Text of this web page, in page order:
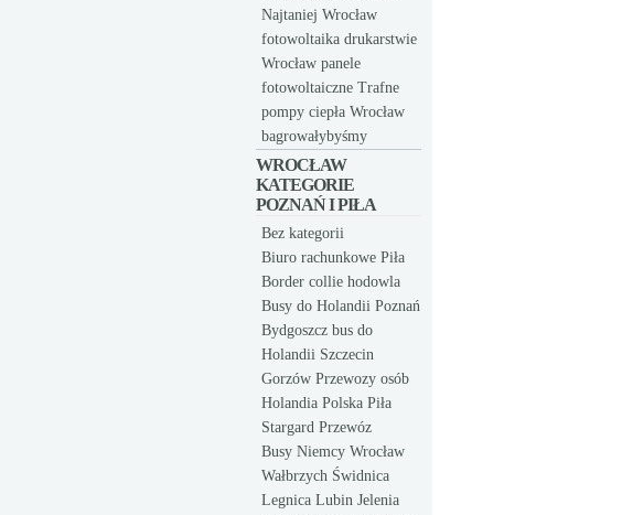
Najtaniej Wrocław
fotowoltaika drukarstwie
Wrocław panele
fotowoltaiczne Trafne
pompy ciepła Wrocław
bagrowałybyśmy
WROCŁAW
KATEGORIE
POZNAŃ I PIŁA
Bez kategorii
Biuro rachunkowe Piła
Border collie hodowla
Busy do Holandii Poznań
Bydgoszcz bus do
Holandii Szczecin
Gorzów Przewozy osób
Holandia Polska Piła
Stargard Przewóz
Busy Niemcy Wrocław
Wałbrzych Świdnica
Legnica Lubin Jelenia